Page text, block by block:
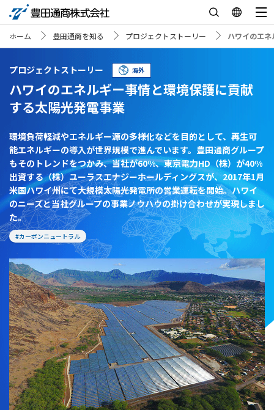
ホーム 豊田通商を知る プロジェクトストーリー ハワイのエ
プロジェクトストーリー 海外
ハワイのエネルギー事情と環境保護に貢献
する太陽光発電事業
環境負荷軽減やエネルギー源の多様化などを目的として、再生可
能エネルギーの導入が世界規模で進んでいます。豊田通商グループ
もそのトレンドをつかみ、当社が60%、東京電力HD（株）が40%
出資する（株）ユーラスエナジーホールディングスが、2017年1月
米国ハワイ州にて大規模太陽光発電所の営業運転を開始。ハワイ
のニーズと当社グループの事業ノウハウの掛け合わせが実現しまし
た。
#カーボンニュートラル